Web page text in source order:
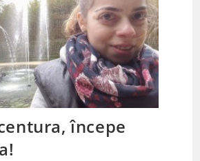
începe